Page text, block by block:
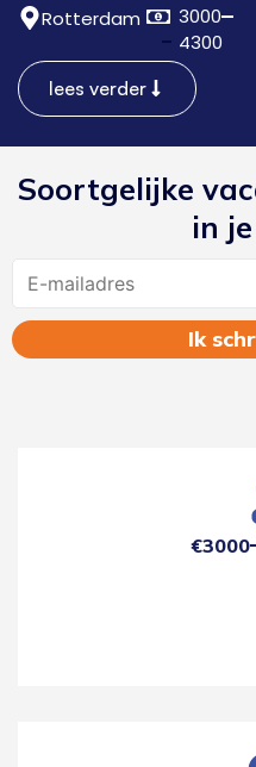
Rotterdam
3000
4300
lees verder
Soortgelijke
in
€3000